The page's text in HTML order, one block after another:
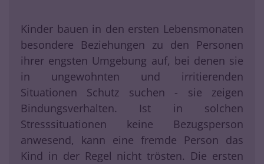
Kinder bauen in den ersten Lebensmonaten
besondere Beziehungen zu den Personen
ihrer engsten Umgebung auf, bei denen sie
in ungewohnten und irritierenden
Situationen Schutz suchen - sie zeigen
Bindungsverhalten. Ist in solchen
Stresssituationen keine Bezugsperson
anwesend, kann eine fremde Person das
Kind in der Regel nicht trösten. Die ersten